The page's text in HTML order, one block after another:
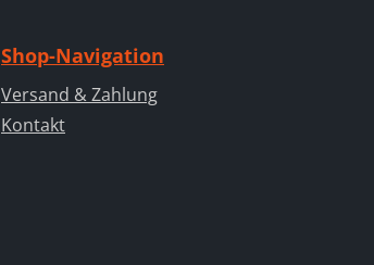
Shop-Navigation
Versand & Zahlung
Kontakt